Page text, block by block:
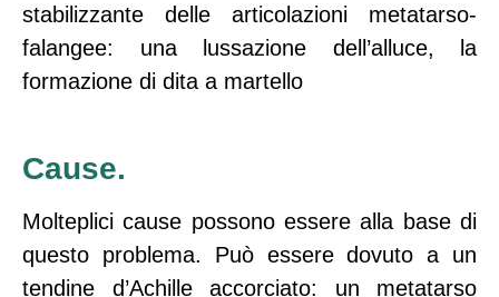
stabilizzante delle articolazioni metatarso-
falangee: una lussazione dell’alluce, la
formazione di dita a martello
Cause.
Molteplici cause possono essere alla base di
questo problema. Può essere dovuto a un
tendine d’Achille accorciato: un metatarso